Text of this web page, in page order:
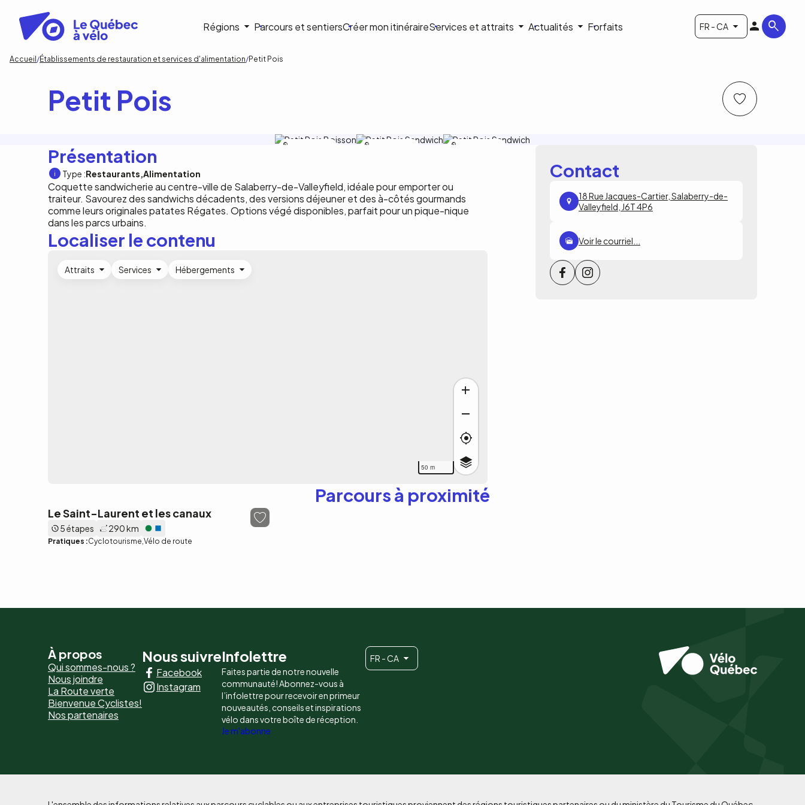
contenu
principal
Navigation
principale
Régions Parcours et sentiersCréer mon itinéraireServices et attraits Actualités Forfaits FR - CA
Fil
d'Ariane
Accueil Établissements de restauration et services d'alimentation Petit Pois
Petit Pois
Présentation
Type :Restaurants Alimentation
Coquette sandwicherie au centre-ville de Salaberry-de-Valleyfield, idéale pour emporter ou
traiteur. Savourez des sandwichs décadents, des versions déjeuner et des à-côtés gourmands
comme leurs originales patates Régates. Options végé disponibles, parfait pour un pique-nique
dans les parcs urbains.
Contact
18 Rue Jacques-Cartier, Salaberry-de-
Valleyfield, J6T 4P6
Voir le courriel...
Localiser le contenu
50 m
Attraits Services Hébergements
Parcours à proximité
Le Saint-Laurent et les canaux
5 étapes 290 km
Pratiques :Cyclotourisme Vélo de route
Pied
de
page
-
À propos
Qui sommes-nous ?
Nous joindre
La Route verte
Bienvenue Cyclistes!
Nos partenaires
Nous suivre
Facebook
Instagram
Infolettre
Faites partie de notre nouvelle
communauté! Abonnez-vous à
l’infolettre pour recevoir en primeur
nouveautés, conseils et inspirations
vélo dans votre boîte de réception.
Je m'abonne
FR - CA